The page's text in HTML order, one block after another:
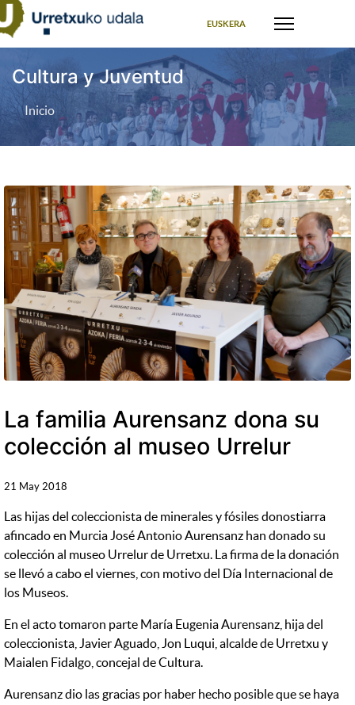
EUSKERA
Cultura y Juventud
Inicio
La familia Aurensanz dona su
colección al museo Urrelur
21 May 2018
Las hijas del coleccionista de minerales y fósiles donostiarra
afincado en Murcia José Antonio Aurensanz han donado su
colección al museo Urrelur de Urretxu. La firma de la donación
se llevó a cabo el viernes, con motivo del Día Internacional de
los Museos.
En el acto tomaron parte María Eugenia Aurensanz, hija del
coleccionista, Javier Aguado, Jon Luqui, alcalde de Urretxu y
Maialen Fidalgo, concejal de Cultura.
Aurensanz dio las gracias por haber hecho posible que se haya